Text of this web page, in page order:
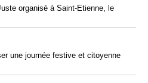
organisé à Saint-Etienne, le
une journée festive et citoyenne